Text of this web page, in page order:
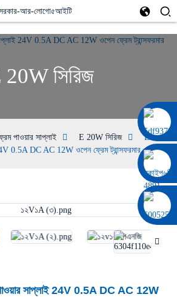
০০৮৬ ১৩৩২২৯২০৬৯৭
20W সিরিজ
পাওয়ার সাপ্লাই E 20W সিরিজ
LED
0.5A DC AC 12W ওপেন ফ্রেম ট্রান্সফরমার
সাপ্লাই 24V 0.5A DC AC 12W